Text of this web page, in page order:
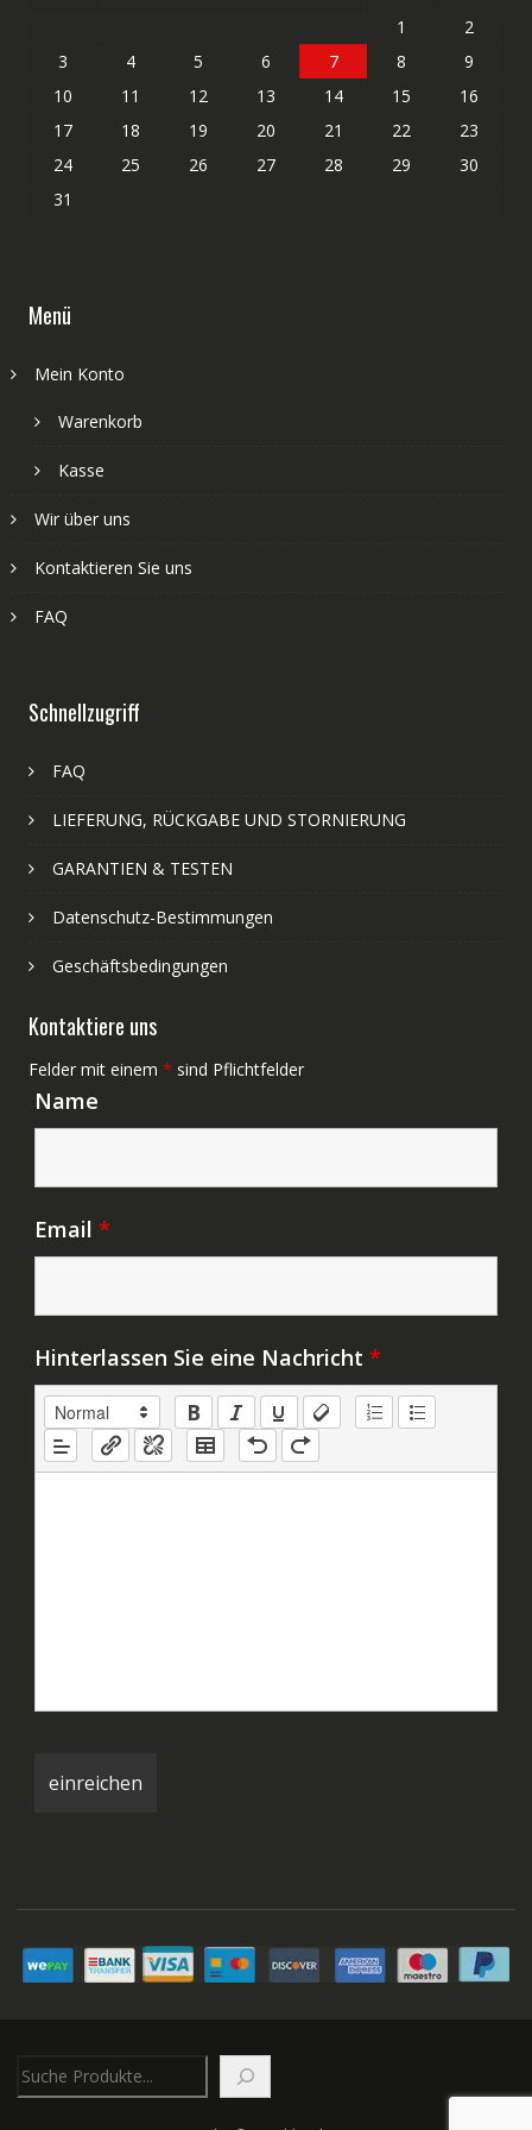
1
2
3
4 5 6 7 8
9
10
11 12 13 14 15
16
17
18 19 20 21 22
23
24
25 26 27 28 29
30
31
Menü
Mein Konto
Warenkorb
Kasse
Wir über uns
Kontaktieren Sie uns
FAQ
Schnellzugriff
FAQ
LIEFERUNG, RÜCKGABE UND STORNIERUNG
GARANTIEN & TESTEN
Datenschutz-Bestimmungen
Geschäftsbedingungen
Kontaktiere uns
Felder mit einem * sind Pflichtfelder
Name
Email *
Hinterlassen Sie eine Nachricht *